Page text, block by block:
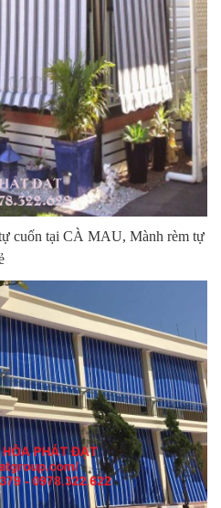
cuốn tại CÀ MAU, Mành rèm tự